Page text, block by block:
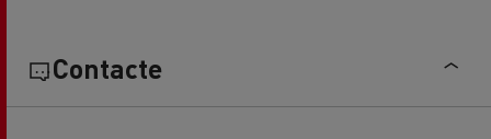
Contacte